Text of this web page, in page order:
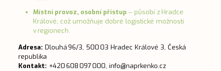
Místní provoz, osobní přístup – působí z Hradce
Králové, což umožňuje dobré logistické možnosti
v regionech.
Adresa: Dlouhá 96/3, 500 03 Hradec Králové 3, Česká
republika
Kontakt: +420 608 097 000, info@naprkenko.cz